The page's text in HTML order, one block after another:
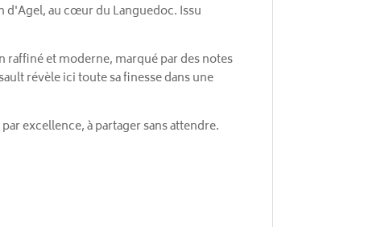
d'Agel, au cœur du Languedoc. Issu
raffiné et moderne, marqué par des notes
révèle ici toute sa finesse dans une
excellence, à partager sans attendre.